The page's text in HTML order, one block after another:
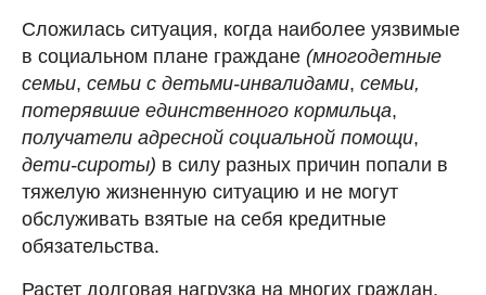
Сложилась ситуация, когда наиболее уязвимые
в социальном плане граждане (многодетные
семьи, семьи с детьми-инвалидами, семьи,
потерявшие единственного кормильца,
получатели адресной социальной помощи,
дети-сироты) в силу разных причин попали в
тяжелую жизненную ситуацию и не могут
обслуживать взятые на себя кредитные
обязательства.
Растет долговая нагрузка на многих граждан,